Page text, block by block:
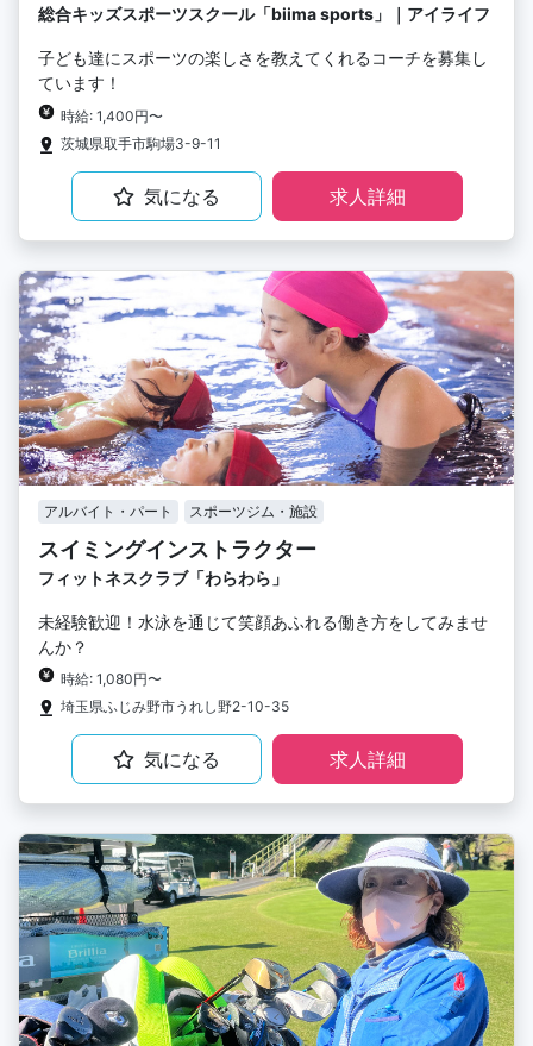
総合キッズスポーツスクール「biima sports」｜アイライフ
子ども達にスポーツの楽しさを教えてくれるコーチを募集し
ています！
時給: 1,400円〜
茨城県取手市駒場3-9-11
気になる 求人詳細
アルバイト・パート スポーツジム・施設
スイミングインストラクター
フィットネスクラブ「わらわら」
未経験歓迎！水泳を通じて笑顔あふれる働き方をしてみませ
んか？
時給: 1,080円〜
埼玉県ふじみ野市うれし野2-10-35
気になる 求人詳細